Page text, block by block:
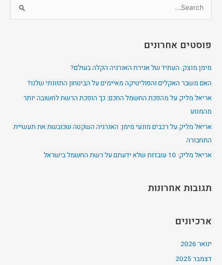
e
r
o
r
:
פוסטים אחרונים
מימן מוצק: העתיד של אגירת האנרגיה הקלה בעולם?
האם משבר האקלים והפוליטיקה מאיימים על הביטחון התזונתי שלנו?
אריאל מליק על מהפכת החשמל החכם: כך הופכת הרשת לחשובה יותר
מהמנוע
אריאל מליק על רכבים מונעי מימן: האנרגיה השקטה שכובשת את תעשיית
התחבורה
אריאל מליק: 10 עובדות שלא ידעתם על רשת החשמל בישראל
תגובות אחרונות
ארכיונים
ינואר 2026
דצמבר 2025